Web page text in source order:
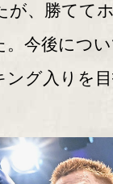
が、勝てて
今後につ
グ入りを